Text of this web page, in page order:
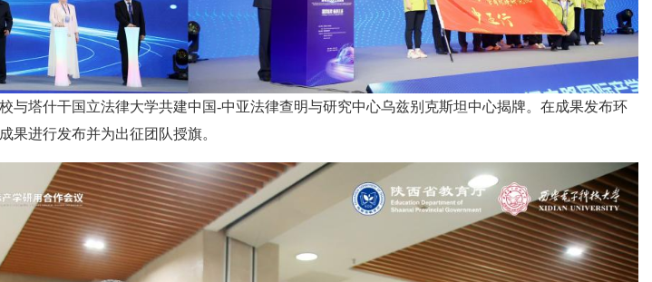
与塔什干国立法律大学共建中国-中亚法律查明与研究中心乌兹别克斯坦中心揭牌。在成果发布环
果进行发布并为出征团队授旗。